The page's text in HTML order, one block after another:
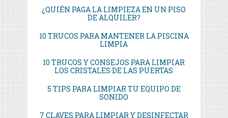
¿QUIÉN PAGA LA LIMPIEZA EN UN PISO
DE ALQUILER?
10 TRUCOS PARA MANTENER LA PISCINA
LIMPIA
10 TRUCOS Y CONSEJOS PARA LIMPIAR
LOS CRISTALES DE LAS PUERTAS
5 TIPS PARA LIMPIAR TU EQUIPO DE
SONIDO
7 CLAVES PARA LIMPIAR Y DESINFECTAR